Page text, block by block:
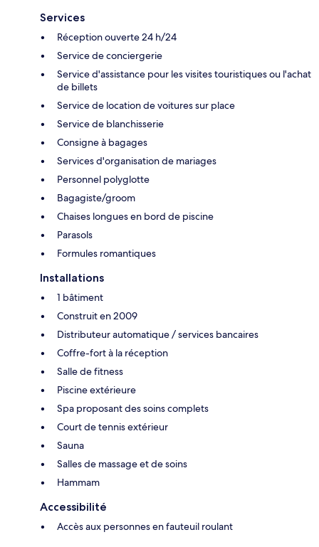
Services
Réception ouverte 24 h/24
Service de conciergerie
Service d'assistance pour les visites touristiques ou l'achat
de billets
Service de location de voitures sur place
Service de blanchisserie
Consigne à bagages
Services d'organisation de mariages
Personnel polyglotte
Bagagiste/groom
Chaises longues en bord de piscine
Parasols
Formules romantiques
Installations
1 bâtiment
Construit en 2009
Distributeur automatique / services bancaires
Coffre-fort à la réception
Salle de fitness
Piscine extérieure
Spa proposant des soins complets
Court de tennis extérieur
Sauna
Salles de massage et de soins
Hammam
Accessibilité
Accès aux personnes en fauteuil roulant